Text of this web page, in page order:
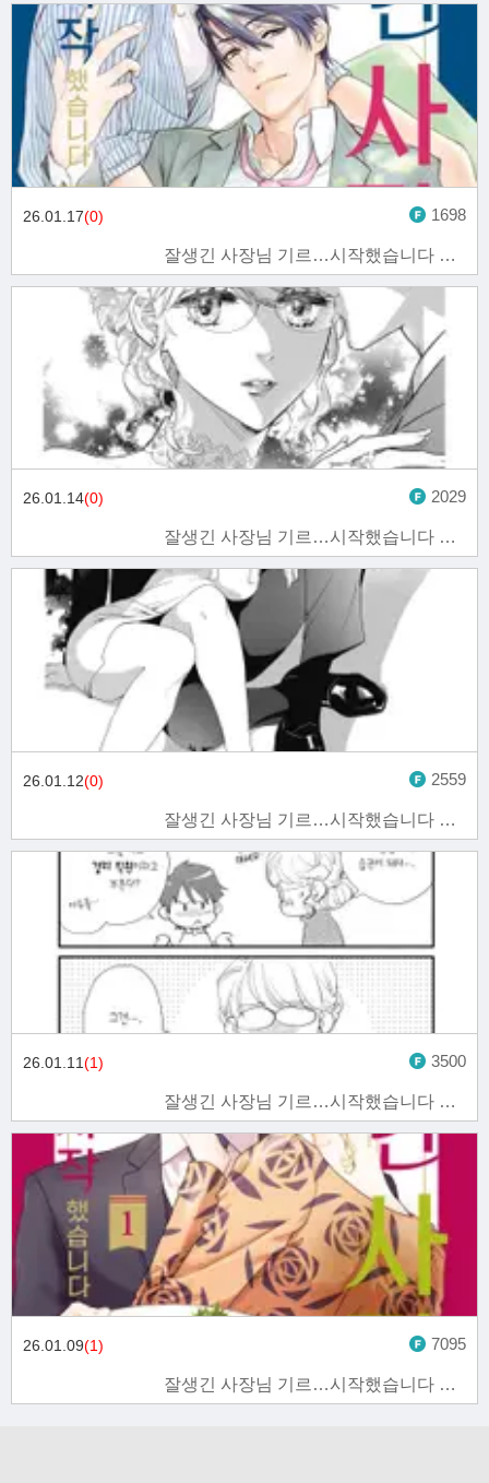
잘생긴 사장님 기르…시작했습니다 5화
26.01.17(0) 1698
잘생긴 사장님 기르…시작했습니다 4화
26.01.14(0) 2029
잘생긴 사장님 기르…시작했습니다 3화
26.01.12(0) 2559
잘생긴 사장님 기르…시작했습니다 2화
26.01.11(1) 3500
잘생긴 사장님 기르…시작했습니다 1화
26.01.09(1) 7095